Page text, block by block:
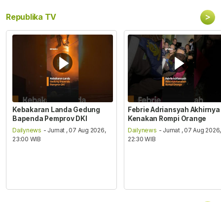
Republika TV >
Kebakaran Landa Gedung
Bapenda Pemprov DKI
Dailynews - Jumat , 07 Aug 2026,
23:00 WIB
Febrie Adriansyah Akhirnya
Kenakan Rompi Orange
Dailynews - Jumat , 07 Aug 2026,
22:30 WIB